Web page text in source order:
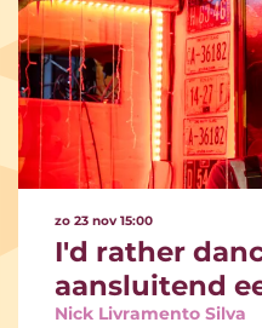
I'd rather
aansluitend
Nick Livramento Silva
zo 23 nov15:00